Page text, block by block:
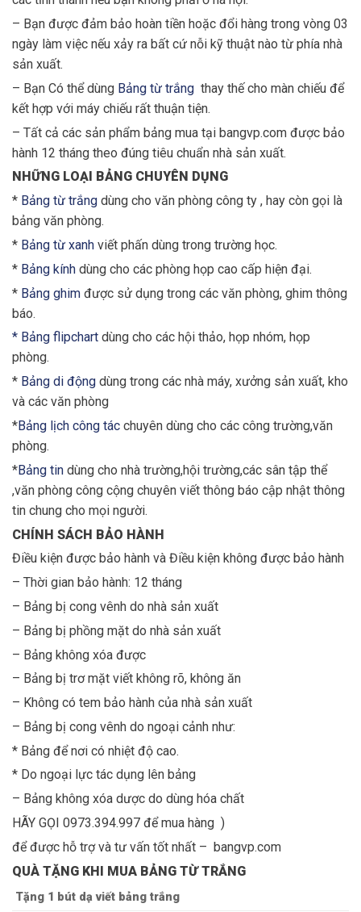
– Bạn được đảm bảo hoàn tiền hoặc đổi hàng trong vòng 03
ngày làm việc nếu xảy ra bất cứ nỗi kỹ thuật nào từ phía nhà
sản xuất.
– Bạn Có thể dùng Bảng từ trắng thay thế cho màn chiếu để
kết hợp với máy chiếu rất thuận tiện.
– Tất cả các sản phẩm bảng mua tại bangvp.com được bảo
hành 12 tháng theo đúng tiêu chuẩn nhà sản xuất.
NHỮNG LOẠI BẢNG CHUYÊN DỤNG
* Bảng từ trắng dùng cho văn phòng công ty , hay còn gọi là
bảng văn phòng.
* Bảng từ xanh viết phấn dùng trong trường học.
* Bảng kính dùng cho các phòng họp cao cấp hiện đại.
* Bảng ghim được sử dụng trong các văn phòng, ghim thông
báo.
* Bảng flipchart dùng cho các hội thảo, họp nhóm, họp
phòng.
* Bảng di động dùng trong các nhà máy, xưởng sản xuất, kho
và các văn phòng
*Bảng lịch công tác chuyên dùng cho các công trường,văn
phòng.
*Bảng tin dùng cho nhà trường,hội trường,các sân tập thể
,văn phòng công cộng chuyên viết thông báo cập nhật thông
tin chung cho mọi người.
CHÍNH SÁCH BẢO HÀNH
Điều kiện được bảo hành và Điều kiện không được bảo hành
– Thời gian bảo hành: 12 tháng
– Bảng bị cong vênh do nhà sản xuất
– Bảng bị phồng mặt do nhà sản xuất
– Bảng không xóa được
– Bảng bị trơ mặt viết không rõ, không ăn
– Không có tem bảo hành của nhà sản xuất
– Bảng bị cong vênh do ngoại cảnh như:
* Bảng để nơi có nhiệt độ cao.
* Do ngoại lực tác dụng lên bảng
– Bảng không xóa dược do dùng hóa chất
HÃY GỌI 0973.394.997 để mua hàng )
để được hỗ trợ và tư vấn tốt nhất – bangvp.com
QUÀ TẶNG KHI MUA BẢNG TỪ TRẮNG
Tặng 1 bút dạ viết bảng trắng